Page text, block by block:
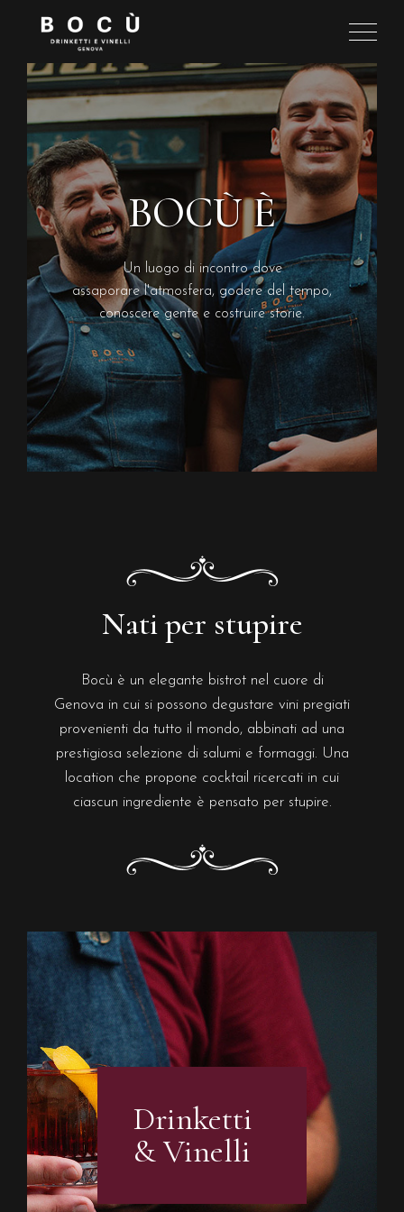
BOCÙ È
Un luogo di incontro dove
assaporare l'atmosfera, godere del tempo,
conoscere gente e costruire storie.
Nati per stupire
Bocù è un elegante bistrot nel cuore di
Genova in cui si possono degustare vini pregiati
provenienti da tutto il mondo, abbinati ad una
prestigiosa selezione di salumi e formaggi. Una
location che propone cocktail ricercati in cui
ciascun ingrediente è pensato per stupire.
Drinketti
& Vinelli